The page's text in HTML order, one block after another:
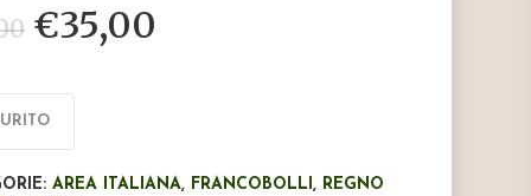
Il
prezzo
originale
era:
€65,00.
€35,00
€35,00.
AREA ITALIANA, FRANCOBOLLI, REGNO